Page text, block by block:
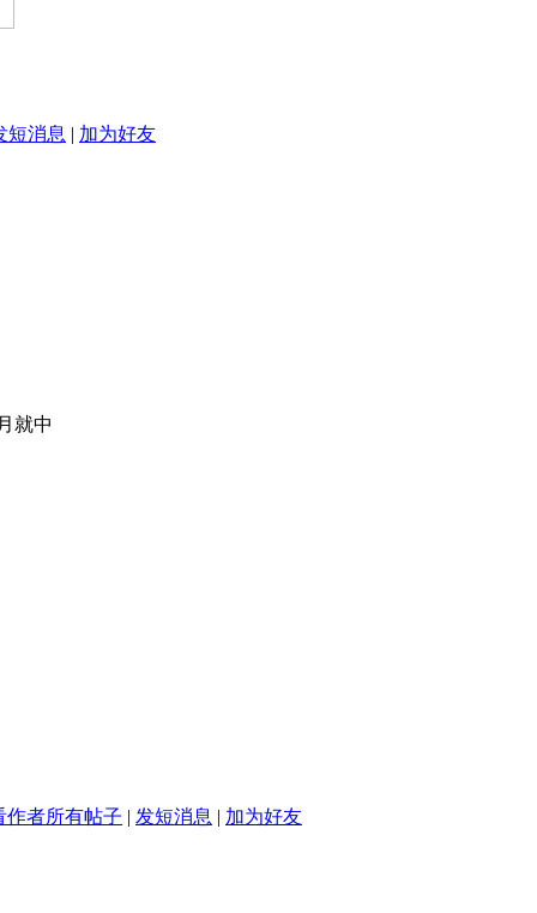
短消息 | 加为好友
就中
作者所有帖子 | 发短消息 | 加为好友